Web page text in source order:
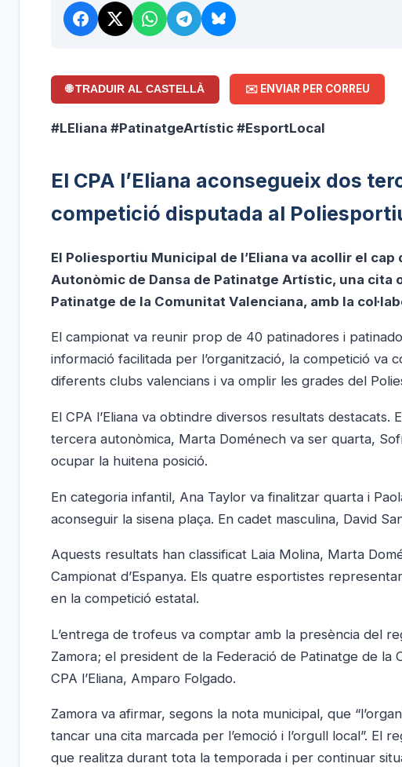
🌐 TRADUIR AL CASTELLÀ ✉️ ENVIAR PER CORREU
#LEliana #PatinatgeArtístic #EsportLocal
El CPA l’Eliana aconsegueix dos
competició disputada al
El Poliesportiu Municipal de l’Eliana va acollir el
Autonòmic de Dansa de Patinatge Artístic, una cita
Patinatge de la Comunitat Valenciana, amb la
El campionat va reunir prop de 40 patinadores i
informació facilitada per l’organització, la competició
diferents clubs valencians i va omplir les grades del
El CPA l’Eliana va obtindre diversos resultats
tercera autonòmica, Marta Doménech va ser quarta,
ocupar la huitena posició.
En categoria infantil, Ana Taylor va finalitzar quarta i
aconseguir la sisena plaça. En cadet masculina, David
Aquests resultats han classificat Laia Molina, Marta
Campionat d’Espanya. Els quatre esportistes
en la competició estatal.
L’entrega de trofeus va comptar amb la presència del
Zamora; el president de la Federació de Patinatge de
CPA l’Eliana, Amparo Folgado.
Zamora va afirmar, segons la nota municipal, que
tancar una cita marcada per l’emoció i l’orgull local”.
que realitza durant tota la temporada i per continuar